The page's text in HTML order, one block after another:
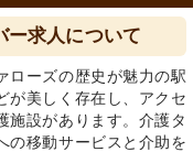
ー求人について
ローズの歴史が魅力の駅
が美しく存在し、アクセ
施設があります。介護タ
の移動サービスと介助を